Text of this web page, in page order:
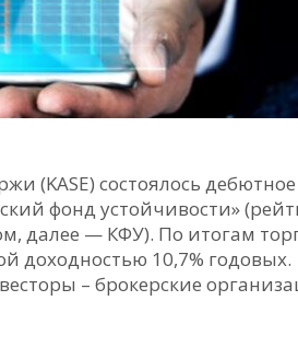
(KASE) состоялось дебютное
фонд устойчивости»
далее — КФУ). По итогам
доходностью 10,7% годовых.
– брокерские